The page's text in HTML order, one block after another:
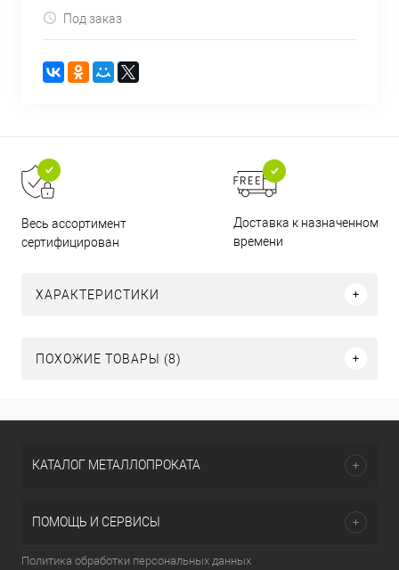
Под заказ
Весь ассортимент
сертифицирован
Доставка к назначенному
времени
ХАРАКТЕРИСТИКИ
ПОХОЖИЕ ТОВАРЫ (8)
КАТАЛОГ МЕТАЛЛОПРОКАТА
ПОМОЩЬ И СЕРВИСЫ
Политика обработки персональных данных